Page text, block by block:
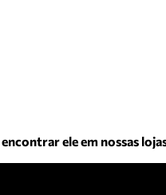
encontrar ele em nossas